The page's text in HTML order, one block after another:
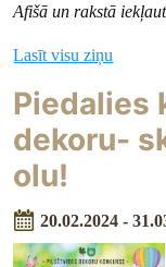
Afišā un rakstā
Lasīt visu ziņu
Piedalies
dekoru-
olu!
20.02.2024 -